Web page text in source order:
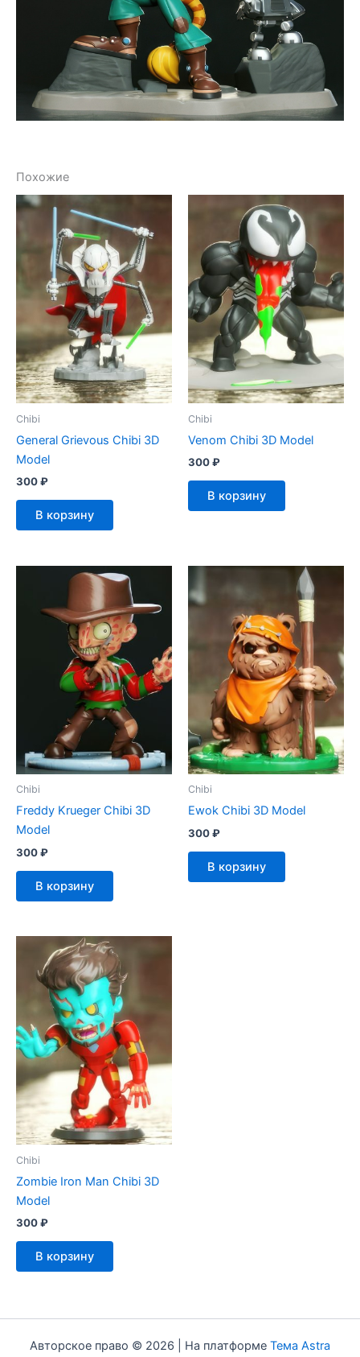
Похожие
Chibi
General Grievous Chibi 3D
Model
300₽
В корзину
Chibi
Venom Chibi 3D Model
300₽
В корзину
Chibi
Freddy Krueger Chibi 3D
Model
300₽
В корзину
Chibi
Ewok Chibi 3D Model
300₽
В корзину
Chibi
Zombie Iron Man Chibi 3D
Model
300₽
В корзину
Авторское право © 2026 | На платформе Тема Astra